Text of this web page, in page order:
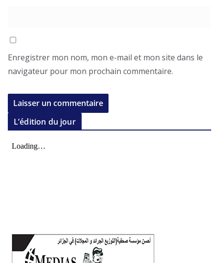
Enregistrer mon nom, mon e-mail et mon site dans le
navigateur pour mon prochain commentaire.
L’édition du jour